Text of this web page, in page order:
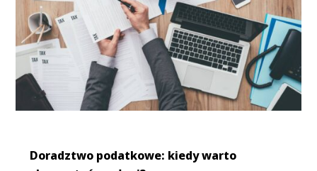
Doradztwo podatkowe: kiedy warto